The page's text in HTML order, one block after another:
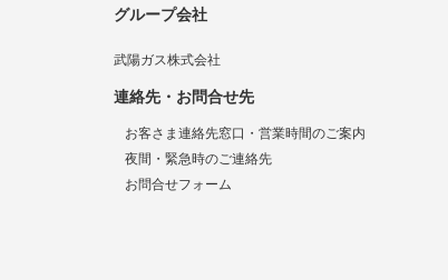
グループ会社
武陽ガス株式会社
連絡先・お問合せ先
お客さま連絡先窓口・営業時間のご案内
夜間・緊急時のご連絡先
お問合せフォーム